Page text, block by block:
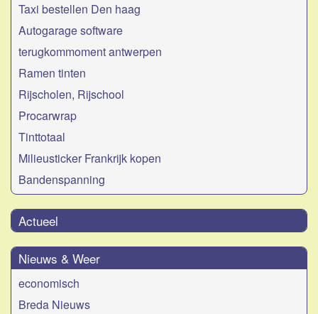
Taxi bestellen Den haag
Autogarage software
terugkommoment antwerpen
Ramen tinten
Rijscholen, Rijschool
Procarwrap
Tinttotaal
Milieusticker Frankrijk kopen
Bandenspanning
Actueel
Nieuws & Weer
economisch
Breda Nieuws